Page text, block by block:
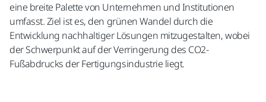
eine breite Palette von Unternehmen und Institutionen
umfasst. Ziel ist es, den grünen Wandel durch die
Entwicklung nachhaltiger Lösungen mitzugestalten, wobei
der Schwerpunkt auf der Verringerung des CO2-
Fußabdrucks der Fertigungsindustrie liegt.